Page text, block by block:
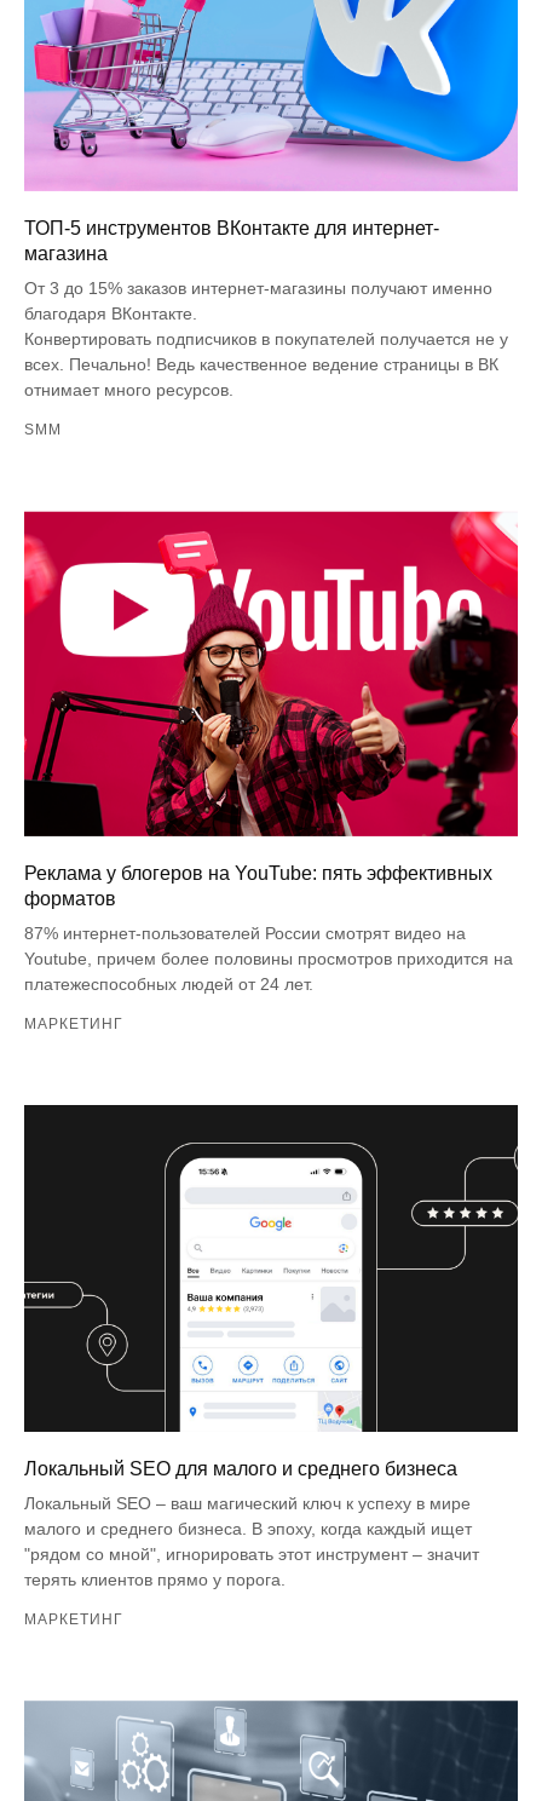
ТОП-5 инструментов ВКонтакте для интернет-
магазина
От 3 до 15% заказов интернет-магазины получают именно
благодаря ВКонтакте.
Конвертировать подписчиков в покупателей получается не у
всех. Печально! Ведь качественное ведение страницы в ВК
отнимает много ресурсов.
SMM
Реклама у блогеров на YouTube: пять эффективных
форматов
87% интернет-пользователей России смотрят видео на
Youtube, причем более половины просмотров приходится на
платежеспособных людей от 24 лет.
МАРКЕТИНГ
Локальный SEO для малого и среднего бизнеса
Локальный SEO – ваш магический ключ к успеху в мире
малого и среднего бизнеса. В эпоху, когда каждый ищет
"рядом со мной", игнорировать этот инструмент – значит
терять клиентов прямо у порога.
МАРКЕТИНГ